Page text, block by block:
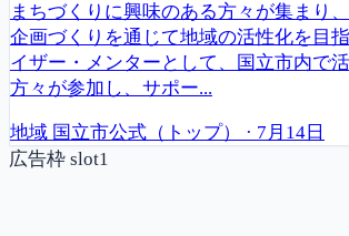
まちづくりに興味のある方々が集まり
企画づくりを通じて地域の活性化を目
イザー・メンターとして、国立市内で
方々が参加し、サポー...
地域 国立市公式（トップ） · 7月14日
広告枠 slot1